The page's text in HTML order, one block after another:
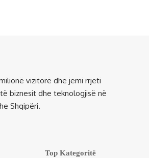
vizitorë dhe jemi rrjeti
biznesit dhe teknologjisë në
Shqipëri.
Top Kategoritë